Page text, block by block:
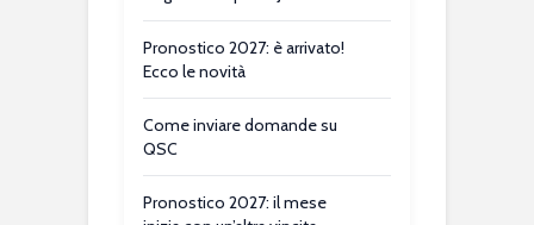
Pronostico 2027: è arrivato!
Ecco le novità
Come inviare domande su
QSC
Pronostico 2027: il mese